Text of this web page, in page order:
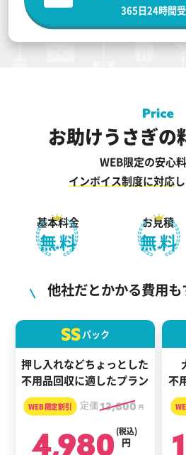
365日24時間受
お助けうさぎの
WEB限定の安心料
インボイス制度に対応
基本料金
無料
お見積
無料
他社だとかかる費用も
SSパック
押し入れなどちょっとした
不用品回収に適したプラン
定価13,800 円
4,980 円
(税込)
不